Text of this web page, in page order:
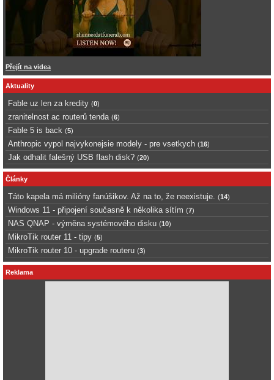
Přejít na videa
Aktuality
Fable uz len za kredity (0)
zranitelnost ac routerů tenda (6)
Fable 5 is back (5)
Anthropic vypol najvykonejsie modely - pre vsetkych (16)
Jak odhalit falešný USB flash disk? (20)
Články
Táto kapela má milióny fanúšikov. Až na to, že neexistuje. (14)
Windows 11 - připojení současně k několika sítím (7)
NAS QNAP - výměna systémového disku (10)
MikroTik router 11 - tipy (5)
MikroTik router 10 - upgrade routeru (3)
Reklama